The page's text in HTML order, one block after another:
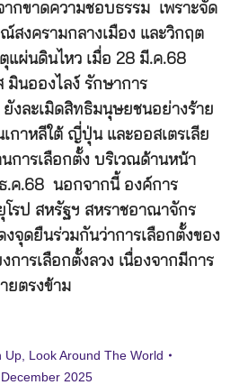
ากขาดความชอบธรรม เพราะจัด
สงครามกลางเมือง และวิกฤต
แผ่นดินไหว เมื่อ 28 มี.ค.68
มินอองไลง์ รักษาการ
งละเมิดสิทธิมนุษยชนอย่างร้าย
เกาหลีใต้ ญี่ปุ่น และออสเตรเลีย
การเลือกตั้ง บริเวณด้านหน้า
.ค.68 นอกจากนี้ องค์การ
รป สหรัฐฯ สหราชอาณาจักร
งจุดยืนร่วมกันว่าการเลือกตั้งของ
การเลือกตั้งลวง เนื่องจากมีการ
ยตรงข้าม
Up, Look Around The World
2025